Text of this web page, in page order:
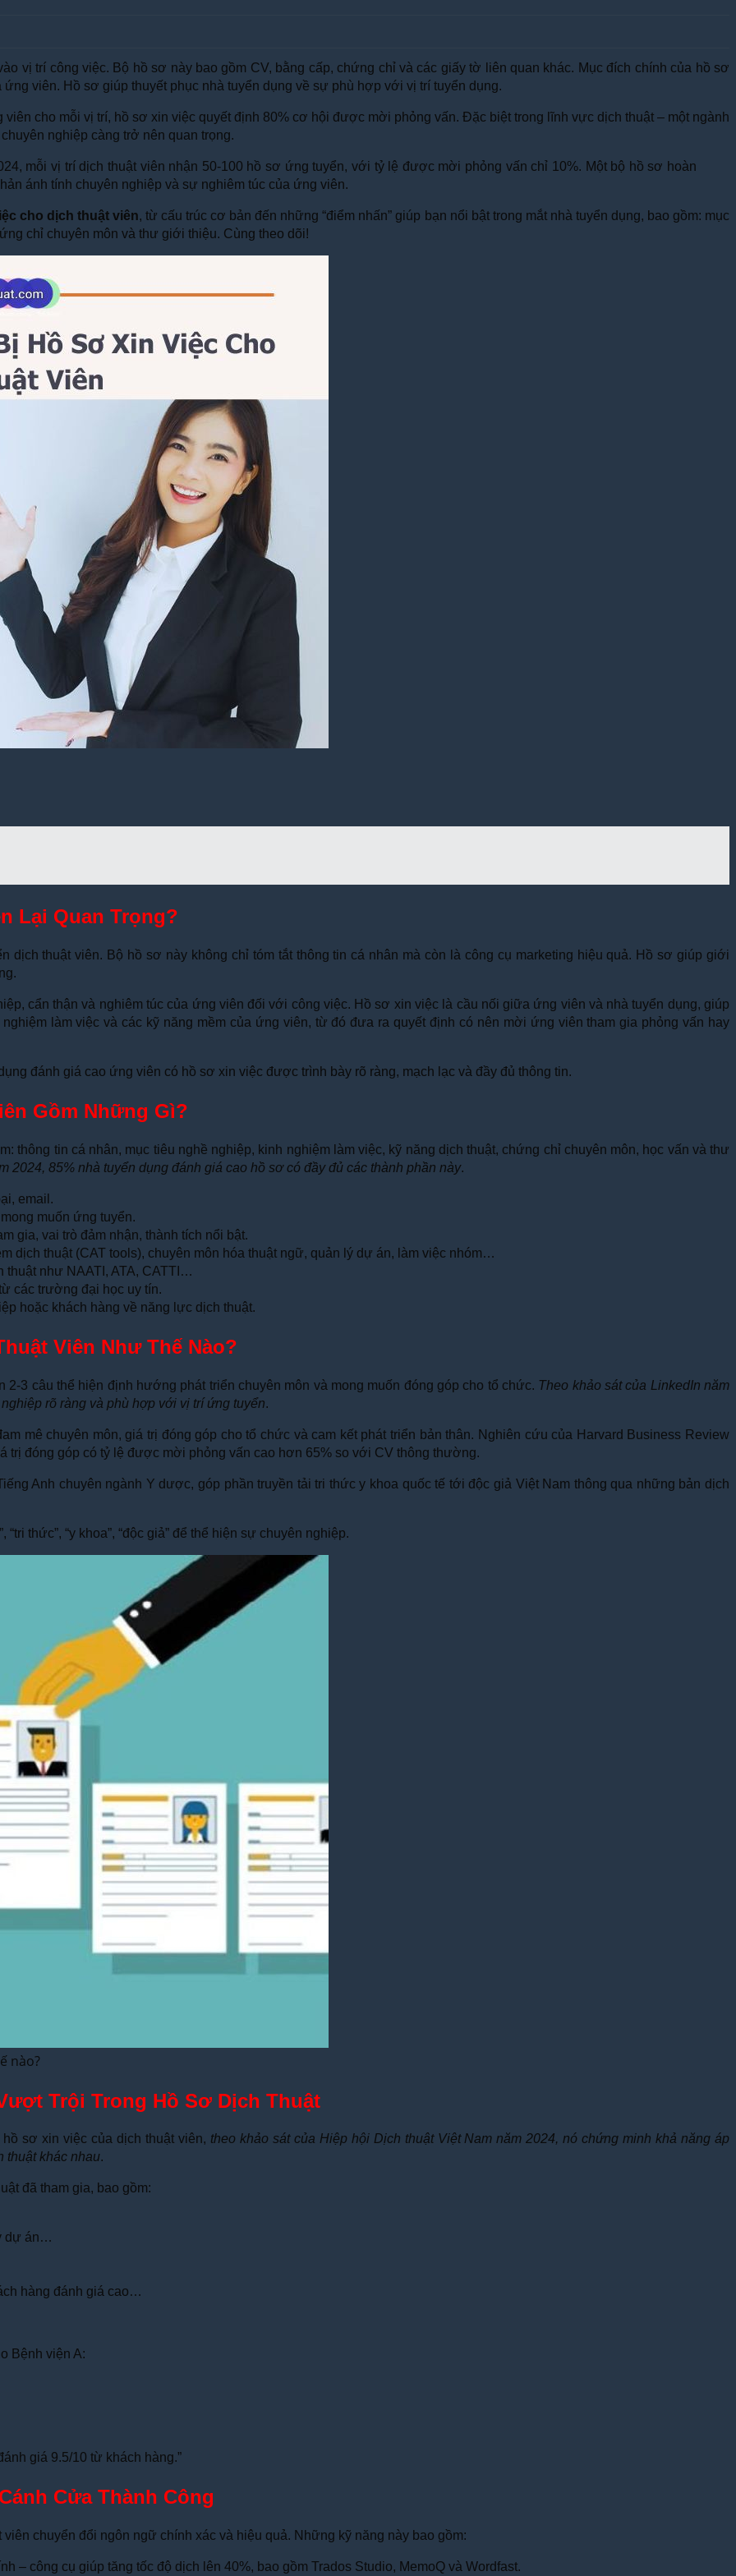
vị trí công việc. Bộ hồ sơ này bao gồm CV, bằng cấp, chứng chỉ và các giấy tờ liên quan khác. Mục đích chính của hồ sơ
viên. Hồ sơ giúp thuyết phục nhà tuyển dụng về sự phù hợp với vị trí tuyển dụng.
cho mỗi vị trí, hồ sơ xin việc quyết định 80% cơ hội được mời phỏng vấn. Đặc biệt trong lĩnh vực dịch thuật – một ngành
nghiệp càng trở nên quan trọng.
mỗi vị trí dịch thuật viên nhận 50-100 hồ sơ ứng tuyển, với tỷ lệ được mời phỏng vấn chỉ 10%. Một bộ hồ sơ hoàn
ánh tính chuyên nghiệp và sự nghiêm túc của ứng viên.
cho dịch thuật viên, từ cấu trúc cơ bản đến những “điểm nhấn” giúp bạn nổi bật trong mắt nhà tuyển dụng, bao gồm: mục
chỉ chuyên môn và thư giới thiệu. Cùng theo dõi!
Lại Quan Trọng?
dịch thuật viên. Bộ hồ sơ này không chỉ tóm tắt thông tin cá nhân mà còn là công cụ marketing hiệu quả. Hồ sơ giúp giới
cẩn thận và nghiêm túc của ứng viên đối với công việc. Hồ sơ xin việc là cầu nối giữa ứng viên và nhà tuyển dụng, giúp
làm việc và các kỹ năng mềm của ứng viên, từ đó đưa ra quyết định có nên mời ứng viên tham gia phỏng vấn hay
đánh giá cao ứng viên có hồ sơ xin việc được trình bày rõ ràng, mạch lạc và đầy đủ thông tin.
Gồm Những Gì?
thông tin cá nhân, mục tiêu nghề nghiệp, kinh nghiệm làm việc, kỹ năng dịch thuật, chứng chỉ chuyên môn, học vấn và thư
2024, 85% nhà tuyển dụng đánh giá cao hồ sơ có đầy đủ các thành phần này.
email.
muốn ứng tuyển.
gia, vai trò đảm nhận, thành tích nổi bật.
dịch thuật (CAT tools), chuyên môn hóa thuật ngữ, quản lý dự án, làm việc nhóm…
thuật như NAATI, ATA, CATTI…
các trường đại học uy tín.
hoặc khách hàng về năng lực dịch thuật.
Viên Như Thế Nào?
2-3 câu thể hiện định hướng phát triển chuyên môn và mong muốn đóng góp cho tổ chức. Theo khảo sát của LinkedIn năm
rõ ràng và phù hợp với vị trí ứng tuyển.
mê chuyên môn, giá trị đóng góp cho tổ chức và cam kết phát triển bản thân. Nghiên cứu của Harvard Business Review
trị đóng góp có tỷ lệ được mời phỏng vấn cao hơn 65% so với CV thông thường.
Anh chuyên ngành Y dược, góp phần truyền tải tri thức y khoa quốc tế tới độc giả Việt Nam thông qua những bản dịch
thức”, “y khoa”, “độc giả” để thể hiện sự chuyên nghiệp.
nào?
Trội Trong Hồ Sơ Dịch Thuật
sơ xin việc của dịch thuật viên, theo khảo sát của Hiệp hội Dịch thuật Việt Nam năm 2024, nó chứng minh khả năng áp
thuật khác nhau.
đã tham gia, bao gồm:
dự án…
hàng đánh giá cao…
Bệnh viện A:
giá 9.5/10 từ khách hàng.”
Cửa Thành Công
chuyển đổi ngôn ngữ chính xác và hiệu quả. Những kỹ năng này bao gồm:
– công cụ giúp tăng tốc độ dịch lên 40%, bao gồm Trados Studio, MemoQ và Wordfast.